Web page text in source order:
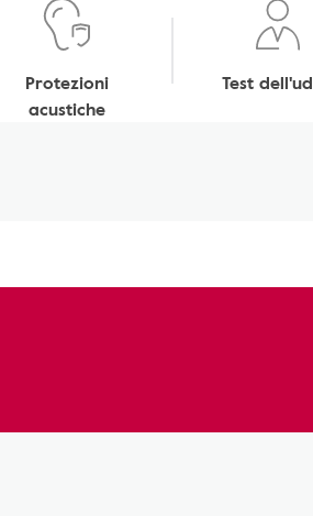
Protezioni
acustiche
Test